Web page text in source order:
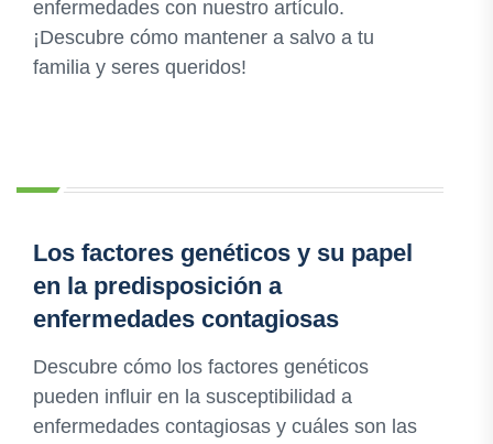
enfermedades con nuestro artículo.
¡Descubre cómo mantener a salvo a tu
familia y seres queridos!
Los factores genéticos y su papel
en la predisposición a
enfermedades contagiosas
Descubre cómo los factores genéticos
pueden influir en la susceptibilidad a
enfermedades contagiosas y cuáles son las